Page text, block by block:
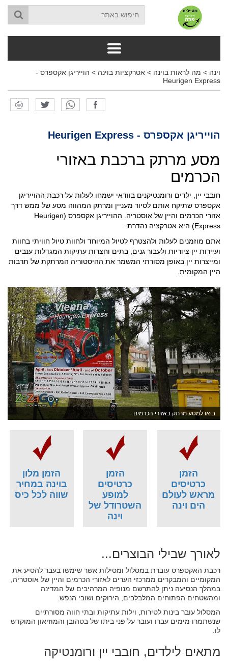
וינה > מה לראות בוינה > אטרקציות בוינה > הוייריגן אקספרס -
Heurigen Express
הוייריגן אקספרס - Heurigen Express
מסע מרתק ברכבת באזורי
הכרמים
חובבי יין, ילדים ורומנטיקנים בוודאי ישמחו לעלות על רכבת ההוייריגן
אקספרס שתיקח אותם לסיור מעניין ומרתק המהווה מסע של ממש דרך
אזורי הכרמים והיין של אוסטריה. ההוייריגן אקספרס (Heurigen
Express) היא אטרקציה נהדרת.
אתם מוזמנים לעלות ולהצטרף לטיול המיוחד ולחוות טיול חוויתי בחוות
ועיירות יין ציוריות ולעבור גנים, בתים וחצרות עתיקות המגדלות ענבים
ומייצרות יין באופן מסורתי המשמר את ההיסטוריה המרתקת של תרבות
היין המקומית.
בואו למסע מרתק באזורי הכרמים
הזמן
כרטיסים
מראש לעולם
הים וינה
הזמן
כרטיסים
למופע
השטרודל של
וינה
הזמן מלון
בוינה במחיר
שווה לכל כיס
לאורך שבילי הבוצרים...
רכבת האקספרס עוברת במסלול ומסילות אשר שימשו בעבר להסיע את
המקומיים והמבקרים ממרכזי הערים לאזורי הכרמים והיין של אוסטריה,
במהלך הנסיעה ניתן להתרשם מנופיה המרהיבים של המדינה
ומהשטחים הפתוחים המלבלבים, הירוקים ושובי הנפש.
המסלול עובר בינות לטירות, וילות עתיקות ובתי חווה מסורתיים
שנשתמרו מימים עברו ועובר על פני ביתו של בטהובן והמוזיאון המוקדש
לו.
מתאים לילדים, חובבי יין ורומנטיקה